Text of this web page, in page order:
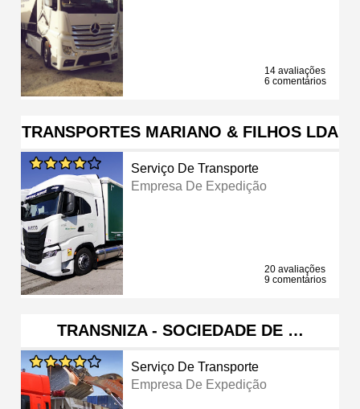
14 avaliações
6 comentários
TRANSPORTES MARIANO & FILHOS LDA
Serviço De Transporte
Empresa De Expedição
20 avaliações
9 comentários
TRANSNIZA - SOCIEDADE DE …
Serviço De Transporte
Empresa De Expedição